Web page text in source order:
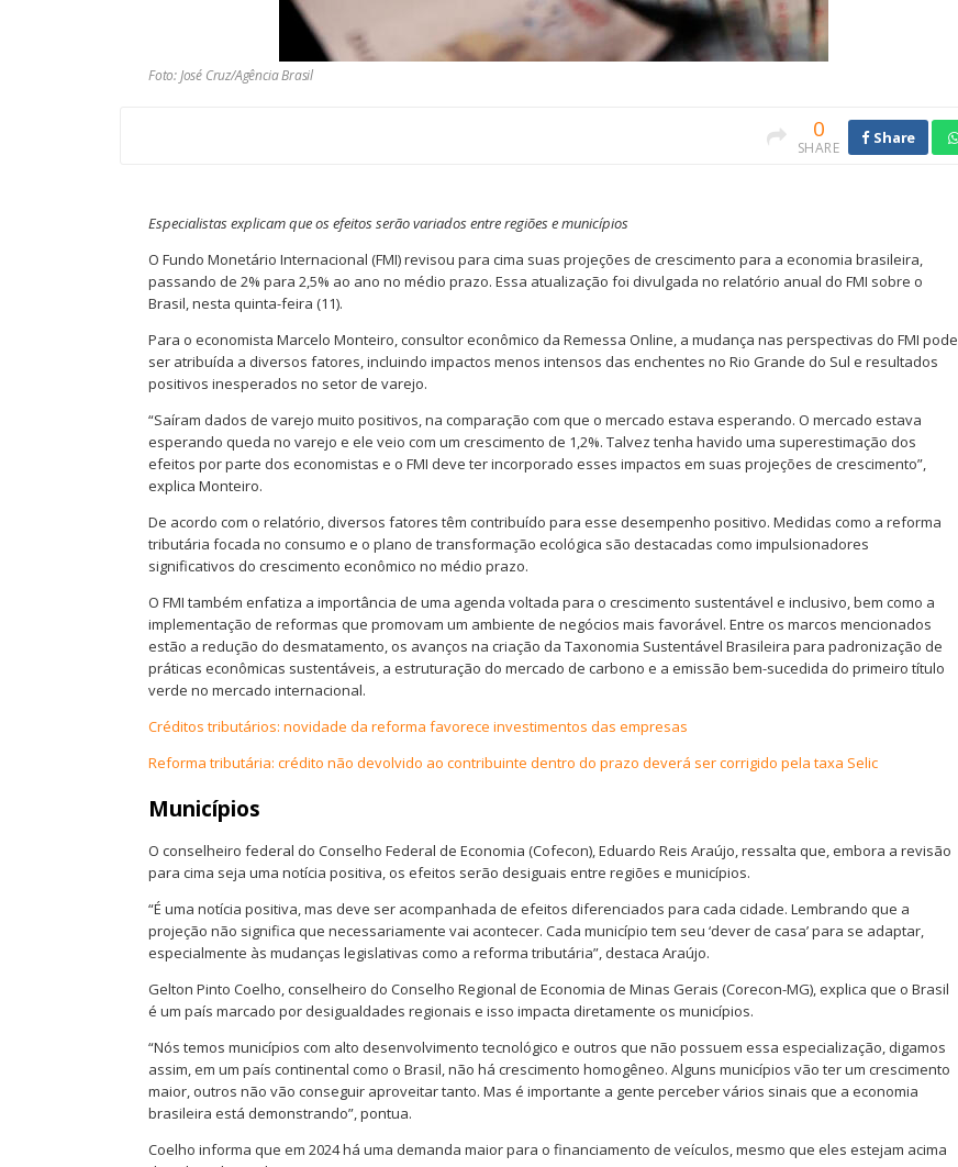
Foto: José Cruz/Agência Brasil
0
SHARE
Share
Especialistas explicam que os efeitos serão variados entre regiões e municípios
O Fundo Monetário Internacional (FMI) revisou para cima suas projeções de crescimento para a economia brasileira,
passando de 2% para 2,5% ao ano no médio prazo. Essa atualização foi divulgada no relatório anual do FMI sobre o
Brasil, nesta quinta-feira (11).
Para o economista Marcelo Monteiro, consultor econômico da Remessa Online, a mudança nas perspectivas do FMI pode
ser atribuída a diversos fatores, incluindo impactos menos intensos das enchentes no Rio Grande do Sul e resultados
positivos inesperados no setor de varejo.
“Saíram dados de varejo muito positivos, na comparação com que o mercado estava esperando. O mercado estava
esperando queda no varejo e ele veio com um crescimento de 1,2%. Talvez tenha havido uma superestimação dos
efeitos por parte dos economistas e o FMI deve ter incorporado esses impactos em suas projeções de crescimento”,
explica Monteiro.
De acordo com o relatório, diversos fatores têm contribuído para esse desempenho positivo. Medidas como a reforma
tributária focada no consumo e o plano de transformação ecológica são destacadas como impulsionadores
significativos do crescimento econômico no médio prazo.
O FMI também enfatiza a importância de uma agenda voltada para o crescimento sustentável e inclusivo, bem como a
implementação de reformas que promovam um ambiente de negócios mais favorável. Entre os marcos mencionados
estão a redução do desmatamento, os avanços na criação da Taxonomia Sustentável Brasileira para padronização de
práticas econômicas sustentáveis, a estruturação do mercado de carbono e a emissão bem-sucedida do primeiro título
verde no mercado internacional.
Créditos tributários: novidade da reforma favorece investimentos das empresas
Reforma tributária: crédito não devolvido ao contribuinte dentro do prazo deverá ser corrigido pela taxa Selic
Municípios
O conselheiro federal do Conselho Federal de Economia (Cofecon), Eduardo Reis Araújo, ressalta que, embora a revisão
para cima seja uma notícia positiva, os efeitos serão desiguais entre regiões e municípios.
“É uma notícia positiva, mas deve ser acompanhada de efeitos diferenciados para cada cidade. Lembrando que a
projeção não significa que necessariamente vai acontecer. Cada município tem seu ‘dever de casa’ para se adaptar,
especialmente às mudanças legislativas como a reforma tributária”, destaca Araújo.
Gelton Pinto Coelho, conselheiro do Conselho Regional de Economia de Minas Gerais (Corecon-MG), explica que o Brasil
é um país marcado por desigualdades regionais e isso impacta diretamente os municípios.
“Nós temos municípios com alto desenvolvimento tecnológico e outros que não possuem essa especialização, digamos
assim, em um país continental como o Brasil, não há crescimento homogêneo. Alguns municípios vão ter um crescimento
maior, outros não vão conseguir aproveitar tanto. Mas é importante a gente perceber vários sinais que a economia
brasileira está demonstrando”, pontua.
Coelho informa que em 2024 há uma demanda maior para o financiamento de veículos, mesmo que eles estejam acima